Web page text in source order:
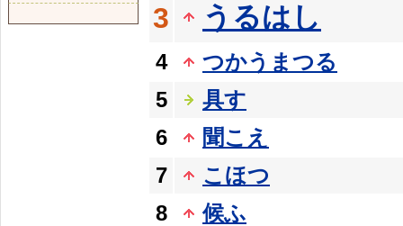
3
うるはし
4
つかうまつる
5
具す
6
聞こえ
7
こほつ
8
候ふ